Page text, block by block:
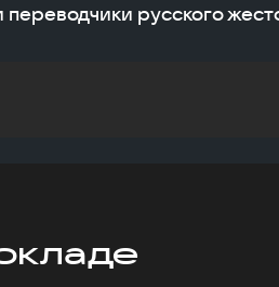
переводчики русского